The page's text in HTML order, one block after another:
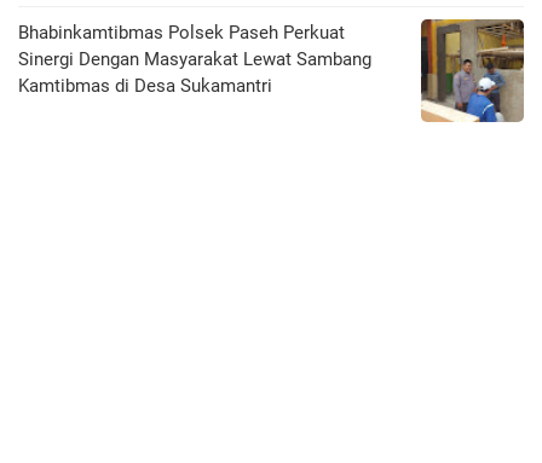
Bhabinkamtibmas Polsek Paseh Perkuat
Sinergi Dengan Masyarakat Lewat Sambang
Kamtibmas di Desa Sukamantri